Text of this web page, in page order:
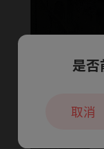
本章节
是
取消